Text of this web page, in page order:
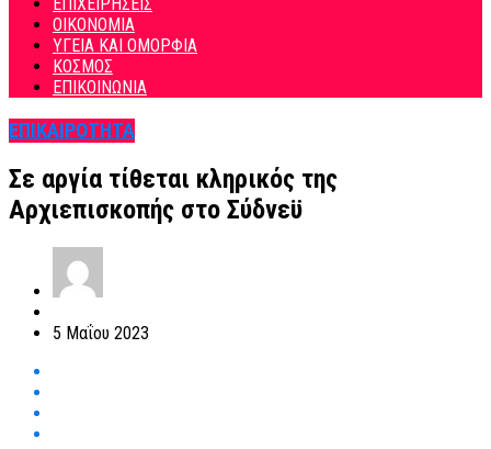
ΟΙΚΟΝΟΜΙΑ
ΥΓΕΙΑ ΚΑΙ ΟΜΟΡΦΙΑ
ΚΟΣΜΟΣ
ΕΠΙΚΟΙΝΩΝΙΑ
ΕΠΙΚΑΙΡΟΤΗΤΑ
Σε αργία τίθεται κληρικός της
Αρχιεπισκοπής στο Σύδνεϋ
5 Μαΐου 2023